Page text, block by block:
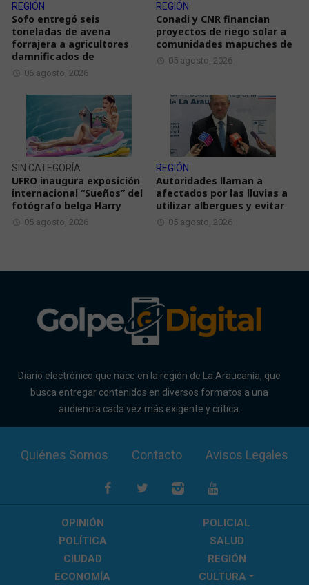
REGIÓN
Sofo entregó seis
toneladas de avena
forrajera a agricultores
damnificados de
06 agosto, 2026
REGIÓN
Conadi y CNR financian
proyectos de riego solar a
comunidades mapuches de
05 agosto, 2026
SIN CATEGORÍA
UFRO inaugura exposición
internacional “Sueños” del
fotógrafo belga Harry
05 agosto, 2026
REGIÓN
Autoridades llaman a
afectados por las lluvias a
utilizar albergues y evitar
05 agosto, 2026
Diario electrónico que nace en la región de La Araucanía, que
busca entregar contenidos en diversos formatos a una
audiencia cada vez más exigente y crítica.
Quiénes Somos Contacto Avisos Legales
OPINIÓN
POLICIAL
POLÍTICA
SALUD
CIUDAD
REGIÓN
ECONOMÍA
CULTURA